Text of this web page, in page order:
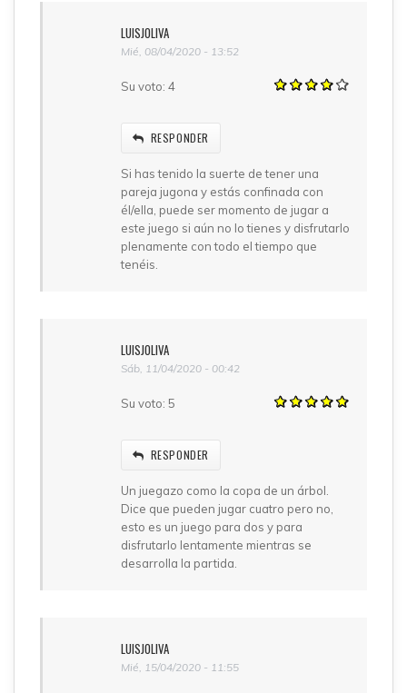
LUISJOLIVA
Mié, 08/04/2020 - 13:52
Su voto: 4
RESPONDER
Si has tenido la suerte de tener una
pareja jugona y estás confinada con
él/ella, puede ser momento de jugar a
este juego si aún no lo tienes y disfrutarlo
plenamente con todo el tiempo que
tenéis.
LUISJOLIVA
Sáb, 11/04/2020 - 00:42
Su voto: 5
RESPONDER
Un juegazo como la copa de un árbol.
Dice que pueden jugar cuatro pero no,
esto es un juego para dos y para
disfrutarlo lentamente mientras se
desarrolla la partida.
LUISJOLIVA
Mié, 15/04/2020 - 11:55